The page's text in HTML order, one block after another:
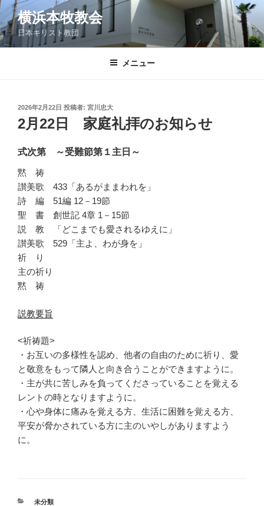
コ
ン
テ
ン
横浜本牧教会
日本キリスト教団
メニュー
投
稿
日:
2026年2月22日 投稿者: 宮川忠大
2月22日 家庭礼拝のお知らせ
式次第 ～受難節第１主日～
黙 祷
讃美歌 433「あるがままわれを」
詩 編 51編 12－19節
聖 書 創世記 4章 1－15節
説 教 「どこまでも愛されるゆえに」
讃美歌 529「主よ、わが身を」
祈 り
主の祈り
黙 祷
説教要旨
<祈祷題>
・お互いの多様性を認め、他者の自由のために祈り、愛
と敬意をもって隣人と向き合うことができますように。
・主が共に苦しみを負ってくださっていることを覚える
レントの時となりますように。
・心や身体に痛みを覚える方、生活に困難を覚える方、
平安が脅かされている方に主のいやしがありますよう
に。
カ
未分類